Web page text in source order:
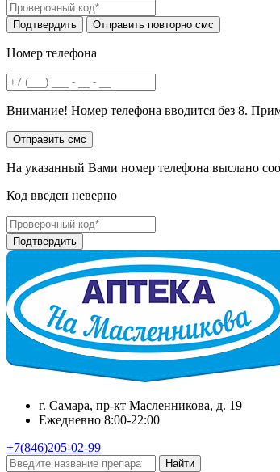
Номер телефона
Внимание! Номер телефона вводится без 8.
На указанный Вами номер телефона выслано
Код введен неверно
г. Самара, пр-кт Масленникова, д. 19
Ежедневно 8:00-22:00
+7(846)205-02-99
Найти